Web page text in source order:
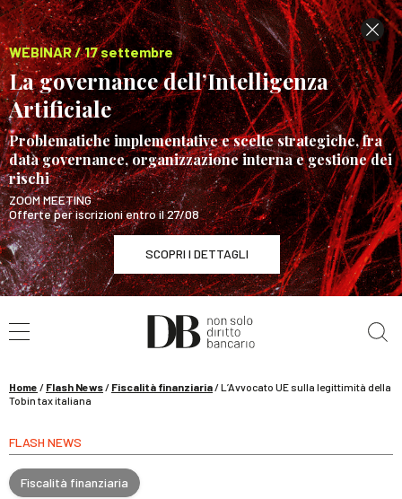
WEBINAR / 17 settembre
La governance dell’Intelligenza
Artificiale
Problematiche implementative e scelte strategiche, fra
data governance, organizzazione interna e gestione dei
rischi
ZOOM MEETING
Offerte per iscrizioni entro il 27/08
SCOPRI I DETTAGLI
WEBINAR / 17 settembre
La governance dell’Intelligenza Artificiale
Home / Flash News/ Fiscalità finanziaria/L’Avvocato UE sulla legittimità della
Tobin tax italiana
FLASH NEWS
Fiscalità finanziaria